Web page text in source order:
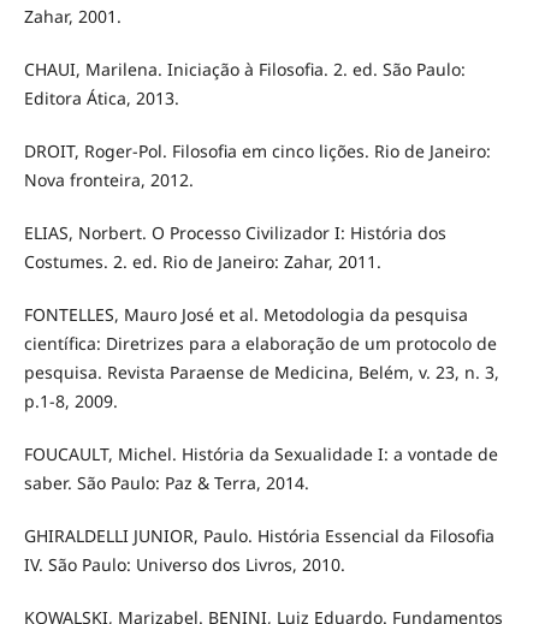
Zahar, 2001.
CHAUI, Marilena. Iniciação à Filosofia. 2. ed. São Paulo:
Editora Ática, 2013.
DROIT, Roger-Pol. Filosofia em cinco lições. Rio de Janeiro:
Nova fronteira, 2012.
ELIAS, Norbert. O Processo Civilizador I: História dos
Costumes. 2. ed. Rio de Janeiro: Zahar, 2011.
FONTELLES, Mauro José et al. Metodologia da pesquisa
científica: Diretrizes para a elaboração de um protocolo de
pesquisa. Revista Paraense de Medicina, Belém, v. 23, n. 3,
p.1-8, 2009.
FOUCAULT, Michel. História da Sexualidade I: a vontade de
saber. São Paulo: Paz & Terra, 2014.
GHIRALDELLI JUNIOR, Paulo. História Essencial da Filosofia
IV. São Paulo: Universo dos Livros, 2010.
KOWALSKI, Marizabel. BENINI, Luiz Eduardo. Fundamentos